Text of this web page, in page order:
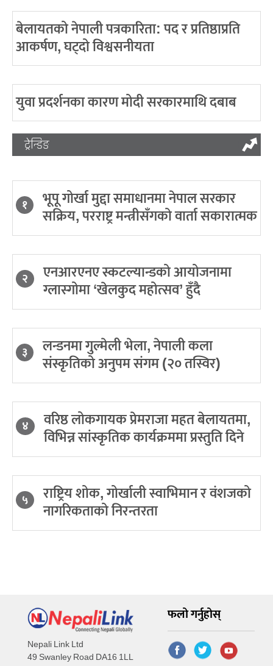
बेलायतको नेपाली पत्रकारिता: पद र प्रतिष्ठाप्रति
आकर्षण, घट्दो विश्वसनीयता
युवा प्रदर्शनका कारण मोदी सरकारमाथि दबाब
ट्रेन्डिङ
१ भूपू गोर्खा मुद्दा समाधानमा नेपाल सरकार
सक्रिय, परराष्ट्र मन्त्रीसँगको वार्ता सकारात्मक
२ एनआरएनए स्कटल्यान्डको आयोजनामा
ग्लास्गोमा ‘खेलकुद महोत्सव’ हुँदै
३ लन्डनमा गुल्मेली भेला, नेपाली कला
संस्कृतिको अनुपम संगम (२० तस्विर)
४ वरिष्ठ लोकगायक प्रेमराजा महत बेलायतमा,
विभिन्न सांस्कृतिक कार्यक्रममा प्रस्तुति दिने
५ राष्ट्रिय शोक, गोर्खाली स्वाभिमान र वंशजको
नागरिकताको निरन्तरता
Nepali Link Ltd
49 Swanley Road DA16 1LL
फलो गर्नुहोस्